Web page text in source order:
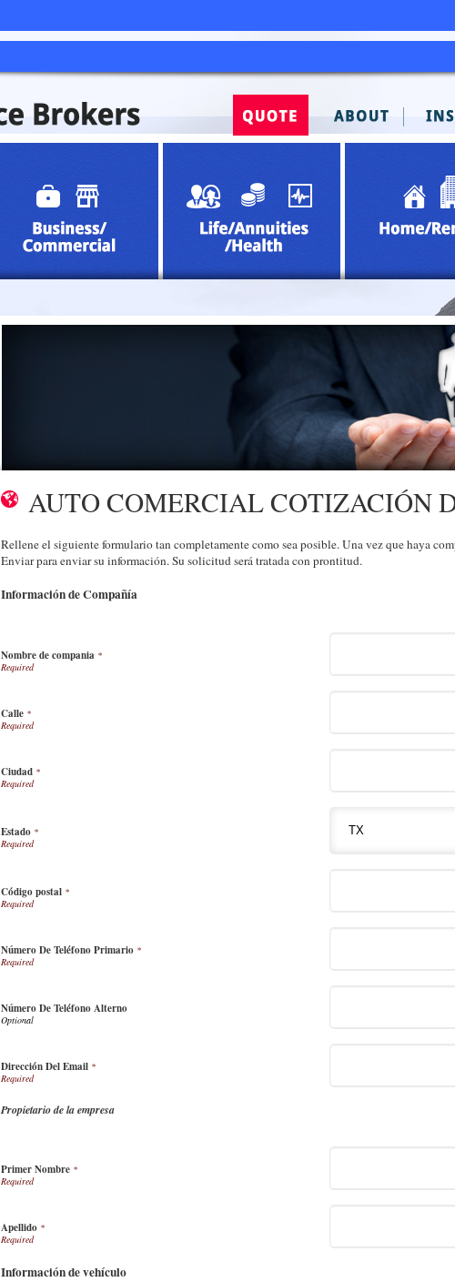
AUTO COMERCIAL COTIZACIÓN
Rellene el siguiente formulario tan completamente como sea posible. Una vez que haya
Enviar para enviar su información. Su solicitud será tratada con prontitud.
Información de Compañía
Nombre de compania *
Calle *
Ciudad *
Estado *
Código postal *
Número De Teléfono Primario *
Número De Teléfono Alterno
Dirección Del Email *
Propietario de la empresa
Primer Nombre *
Apellido *
Información de vehículo